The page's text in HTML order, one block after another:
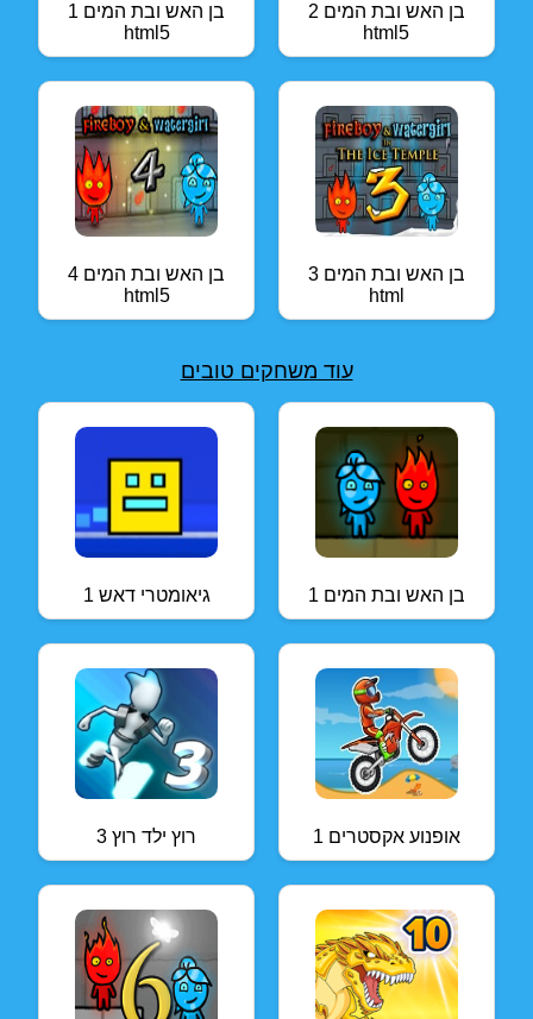
בן האש ובת המים 1
html5
בן האש ובת המים 2
html5
בן האש ובת המים 4
html5
בן האש ובת המים 3
html
עוד משחקים טובים
גיאומטרי דאש 1 בן האש ובת המים 1
רוץ ילד רוץ 3 אופנוע אקסטרים 1